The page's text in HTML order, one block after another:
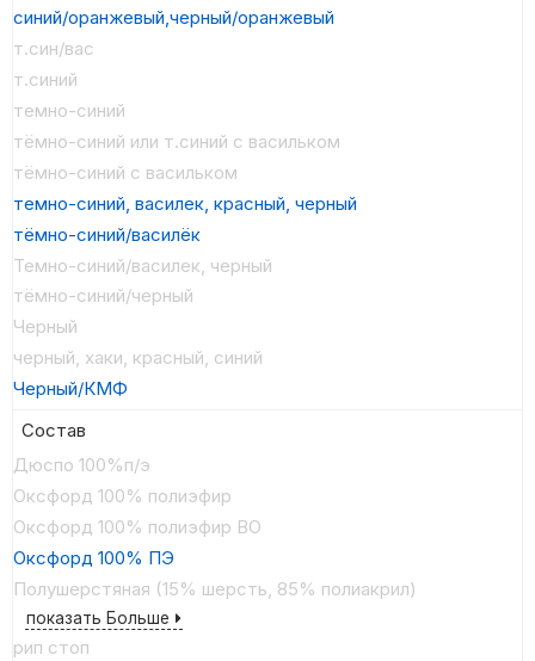
синий/оранжевый,черный/оранжевый
т.син/вас
т.синий
темно-синий
тёмно-синий или т.синий с васильком
тёмно-синий с васильком
темно-синий, василек, красный, черный
тёмно-синий/василёк
Темно-синий/василек, черный
тёмно-синий/черный
Черный
черный, хаки, красный, синий
Черный/КМФ
Состав
Дюспо 100%п/э
Оксфорд 100% полиэфир
Оксфорд 100% полиэфир ВО
Оксфорд 100% ПЭ
Полушерстяная (15% шерсть, 85% полиакрил)
показать Больше
рип стоп